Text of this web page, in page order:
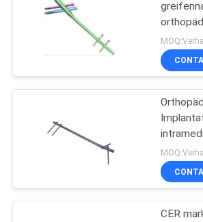
TRETEN
VERBINDUNG
CER